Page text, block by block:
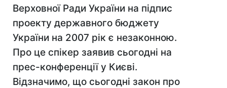
Верховної Ради України на підпис
проекту державного бюджету
України на 2007 рік є незаконною.
Про це спікер заявив сьогодні на
прес-конференції у Києві.
Відзначимо, що сьогодні закон про